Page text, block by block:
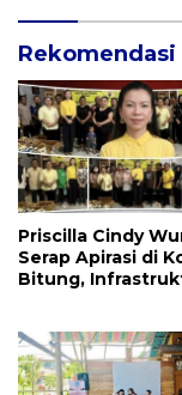
Walukow
Priscilla Cindy
Serap Apirasi di
Bitung,
Warga